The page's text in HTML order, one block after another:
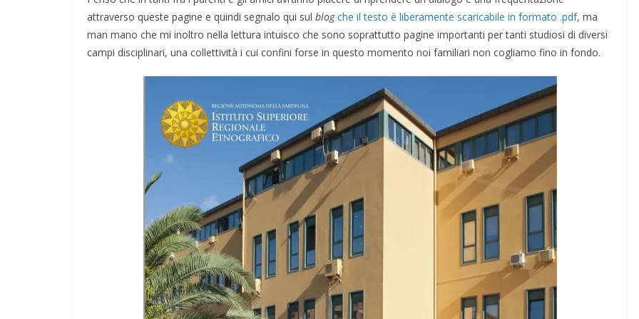
attraverso queste pagine e quindi segnalo qui sul blogche il testo è liberamente scaricabile in formato .pdf, ma
man mano che mi inoltro nella lettura intuisco che sono soprattutto pagine importanti per tanti studiosi di diversi
campi disciplinari, una collettività i cui confini forse in questo momento noi familiari non cogliamo fino in fondo.
POLITICA
SARDEGNA TESTI
La parentesi spagnola
Casa per la Pace di
Ghilarza